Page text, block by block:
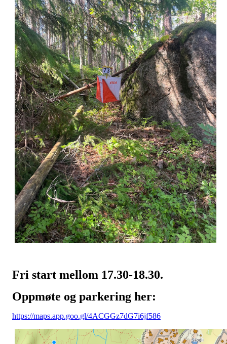
Fri start mellom 17.30-18.30.
Oppmøte og parkering her:
https://maps.app.goo.gl/4ACGGz7dG7i6jf586